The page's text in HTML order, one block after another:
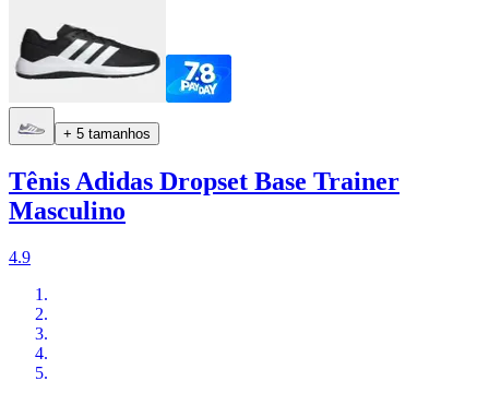
+ 5 tamanhos
Tênis Adidas Dropset Base Trainer
Masculino
4.9